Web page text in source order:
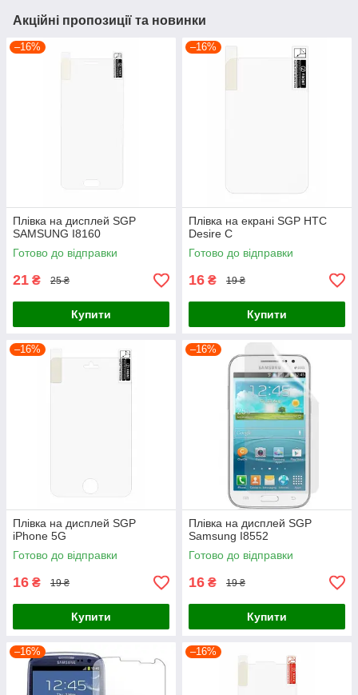
Акційні пропозиції та новинки
–16%
Плівка на дисплей SGP
SAMSUNG I8160
Готово до відправки
21 ₴ 25 ₴
Купити
–16%
Плівка на екрані SGP HTC
Desire C
Готово до відправки
16 ₴ 19 ₴
Купити
–16%
Плівка на дисплей SGP
iPhone 5G
Готово до відправки
16 ₴ 19 ₴
Купити
–16%
Плівка на дисплей SGP
Samsung I8552
Готово до відправки
16 ₴ 19 ₴
Купити
–16% –16%